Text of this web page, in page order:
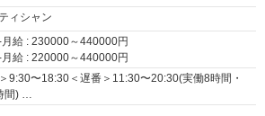
ィシャン
給 : 230000～440000円
給 : 220000～440000円
月給 :210000 ～ 440000 円
9:30〜18:30＜遅番＞11:30〜20:30(実働8時間・
間) …